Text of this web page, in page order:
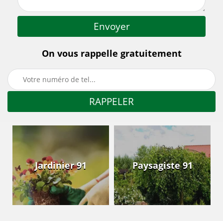
On vous rappelle gratuitement
Jardinier 91 Paysagiste 91